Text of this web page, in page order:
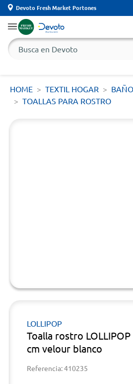
Devoto Fresh Market Portones
HOME TEXTIL HOGAR
BAÑO
TOALLAS PARA ROSTRO
LOLLIPOP
Toalla rostro
cm velour blanco
Referencia: 410235